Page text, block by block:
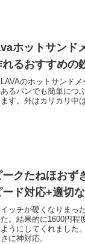
ホットサンド
るおすすめの
のホットサンド
るパンでも簡単につ
す。外はカリカリ中
ークたねほおず
ド対応+適切
ッチが硬くなりまっ
。結果的に1600円程
うにしてくれました
に神対応。